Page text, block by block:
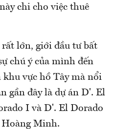
chi cho việc thuê
lớn, giới đầu tư bất
chú ý của mình đến
khu vực hồ Tây mà nổi
gần đây là dự án D'. El
I và D'. El Dorado
Hoàng Minh.